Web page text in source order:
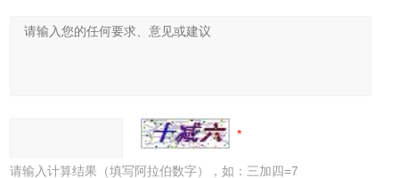
请输入计算结果（填写阿拉伯数字），如：三加四=7